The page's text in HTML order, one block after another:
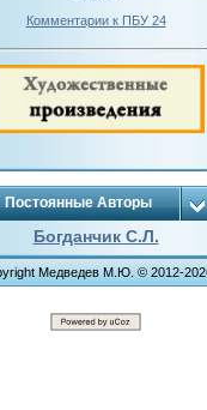
Комментарии к ПБУ 24
Постоянные Авторы
Богданчик С.Л.
Медведев М.Ю. © 2012-